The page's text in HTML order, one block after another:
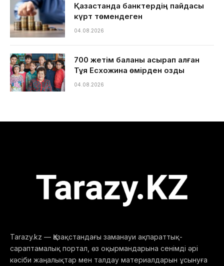
Қазақстанда банктердің пайдасы
күрт төмендеген
04.08.2026
700 жетім баланы асырап алған
Тұяқ Есхожина өмірден озды
04.08.2026
Tarazy.kz — Қазақстандағы заманауи ақпараттық-
сараптамалық портал, өз оқырмандарына сенімді әрі
кәсіби жаңалықтар мен талдау материалдарын ұсынуға